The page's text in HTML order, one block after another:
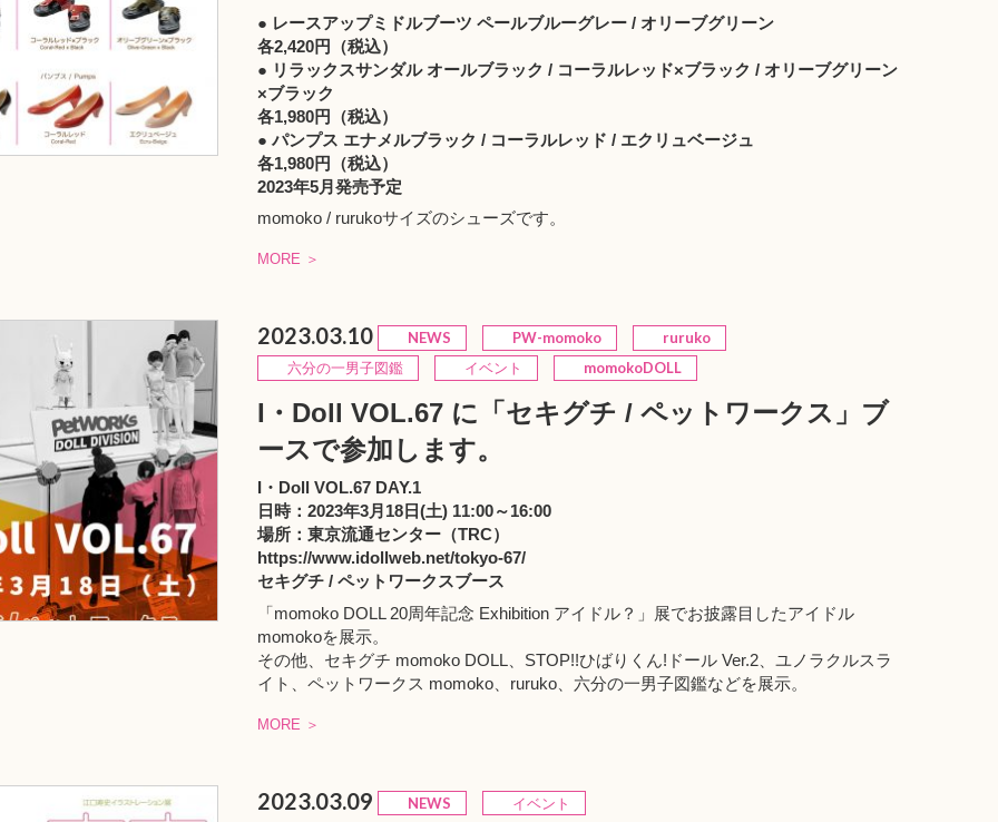
● レースアップミドルブーツ ペールブルーグレー / オリーブグリーン
各2,420円（税込）
● リラックスサンダル オールブラック / コーラルレッド×ブラック / オリーブグリーン
×ブラック
各1,980円（税込）
● パンプス エナメルブラック / コーラルレッド / エクリュベージュ
各1,980円（税込）
2023年5月発売予定
momoko / rurukoサイズのシューズです。
MORE ＞
2023.03.10 NEWS PW-momoko
ruruko
六分の一男子図鑑
イベント momokoDOLL
I・Doll VOL.67 に「セキグチ / ペットワークス」ブ
ースで参加します。
I・Doll VOL.67 DAY.1
日時：2023年3月18日(土) 11:00～16:00
場所：東京流通センター（TRC）
https://www.idollweb.net/tokyo-67/
セキグチ / ペットワークスブース
「momoko DOLL 20周年記念 Exhibition アイドル？ 」展でお披露目したアイドル
momokoを展示。
その他、 セキグチ momoko DOLL、 STOP!!ひばりくん!ドール Ver.2、ユノラクルスラ
イト、 ペットワークス momoko、 ruruko、 六分の一男子図鑑などを展示。
MORE ＞
2023.03.09 NEWS イベント